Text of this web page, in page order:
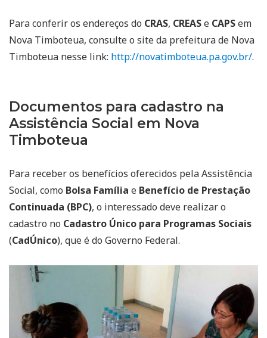
Para conferir os endereços do CRAS, CREASe CAPSem
Nova Timboteua, consulte o site da prefeitura de Nova
Timboteua nesse link: http://novatimboteua.pa.gov.br/.
Documentos para cadastro na
Assistência Social em Nova
Timboteua
Para receber os benefícios oferecidos pela Assistência
Social, como Bolsa Família e Benefício de Prestação
Continuada (BPC), o interessado deve realizar o
cadastro no Cadastro Único para Programas Sociais
(CadÚnico), que é do Governo Federal.